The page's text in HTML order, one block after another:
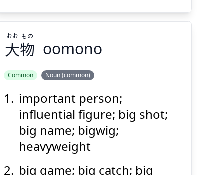
大
物
おお
もの
大物
おお もの
oomono
Common Noun (common)
important person;
influential figure; big shot;
big name; bigwig;
heavyweight
big game; big catch; big